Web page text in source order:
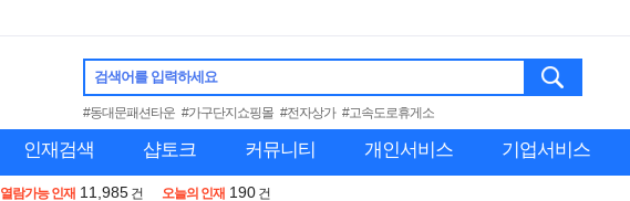
검색어를 입력하세요
#동대문패션타운 #가구단지쇼핑몰 #전자상가 #고속도로휴게소
인재검색 샵토크 커뮤니티 개인서비스 기업서비스
열람가능 인재 11,985 건 오늘의 인재 190 건